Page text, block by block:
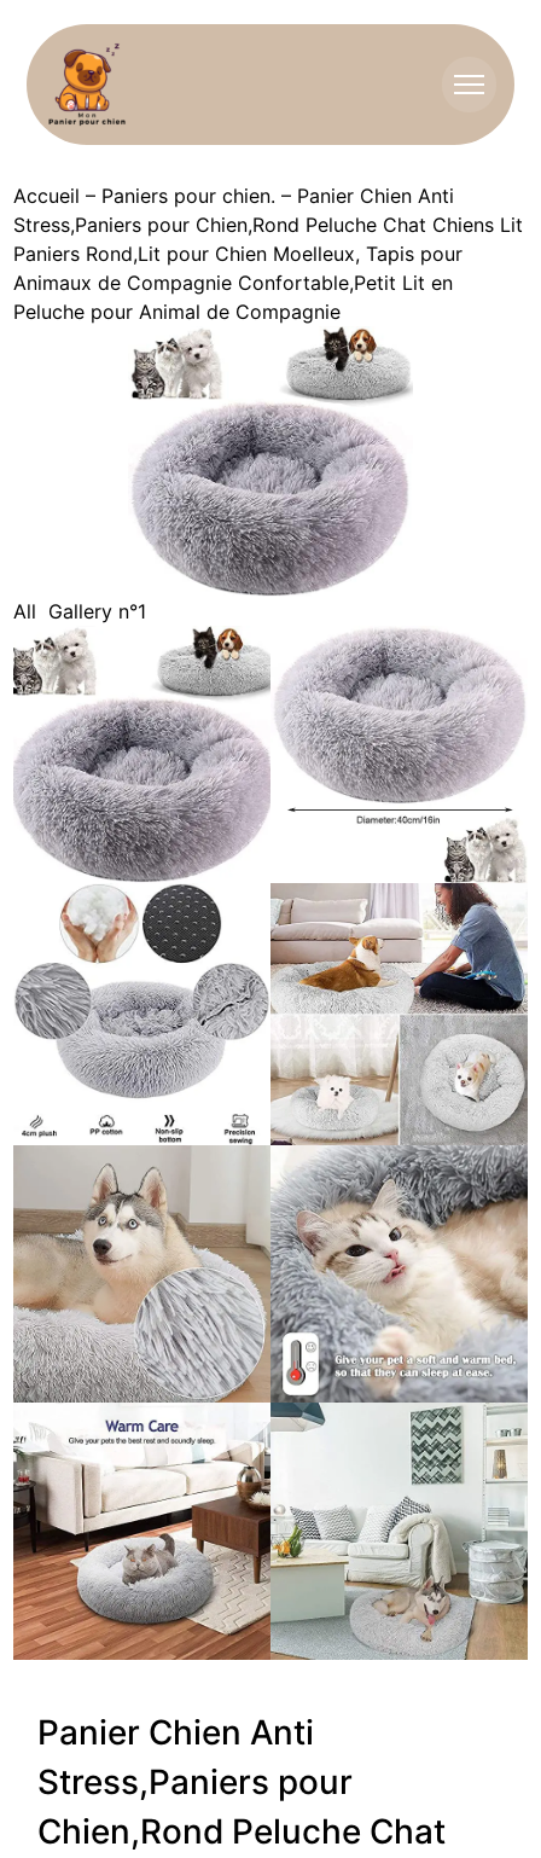
Accueil – Paniers pour chien. – Panier Chien Anti
Stress,Paniers pour Chien,Rond Peluche Chat Chiens Lit
Paniers Rond,Lit pour Chien Moelleux, Tapis pour
Animaux de Compagnie Confortable,Petit Lit en
Peluche pour Animal de Compagnie
All Gallery n°1
Panier Chien Anti
Stress,Paniers pour
Chien,Rond Peluche Chat